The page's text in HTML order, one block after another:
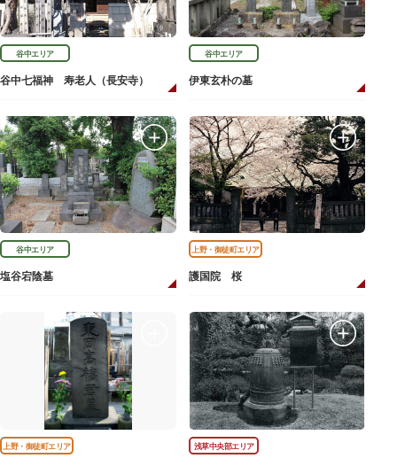
谷中エリア
谷中七福神 寿老人（長安寺）
谷中エリア
伊東玄朴の墓
谷中エリア
塩谷宕陰墓
上野・御徒町エリア
護国院 桜
上野・御徒町エリア 浅草中央部エリア